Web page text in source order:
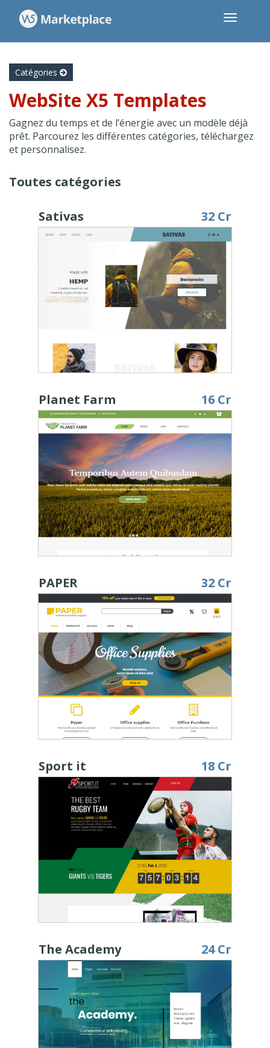
Catégories
WebSite X5 Templates
Gagnez du temps et de l’énergie avec un modèle déjà
prêt. Parcourez les différentes catégories, téléchargez
et personnalisez.
Toutes catégories
Sativas 32 Cr
Planet Farm 16 Cr
PAPER 32 Cr
Sport it 18 Cr
The Academy 24 Cr